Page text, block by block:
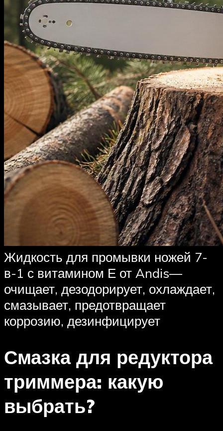
Жидкость для промывки ножей 7-
в-1 с витамином Е от Andis—
очищает, дезодорирует, охлаждает,
смазывает, предотвращает
коррозию, дезинфицирует
Смазка для редуктора
триммера: какую
выбрать?